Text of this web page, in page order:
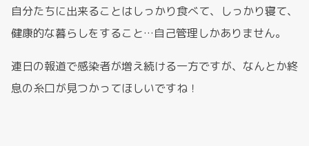
自分たちに出来ることはしっかり食べて、しっかり寝て、
健康的な暮らしをすること…自己管理しかありません。
連日の報道で感染者が増え続ける一方ですが、なんとか終
息の糸口が見つかってほしいですね！